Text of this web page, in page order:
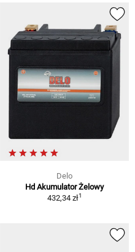
Delo
Hd Akumulator Żelowy
432,34 zł1